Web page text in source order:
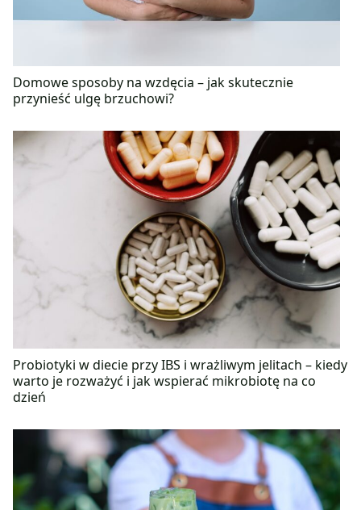
Domowe sposoby na wzdęcia – jak skutecznie
przynieść ulgę brzuchowi?
Probiotyki w diecie przy IBS i wrażliwym jelitach – kiedy
warto je rozważyć i jak wspierać mikrobiotę na co
dzień